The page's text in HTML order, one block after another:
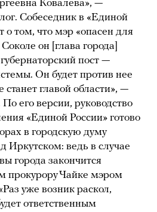
Ковалева», —
Собеседник в «Единой
о том, что мэр «опасен для
он [глава города]
пост —
Он будет против нее
станет главой области», —
его версии, руководство
«Единой России» готово
в городскую думу
Иркутском: ведь в случае
города закончится
прокурору Чайке мэром
уже возник раскол,
ответственным